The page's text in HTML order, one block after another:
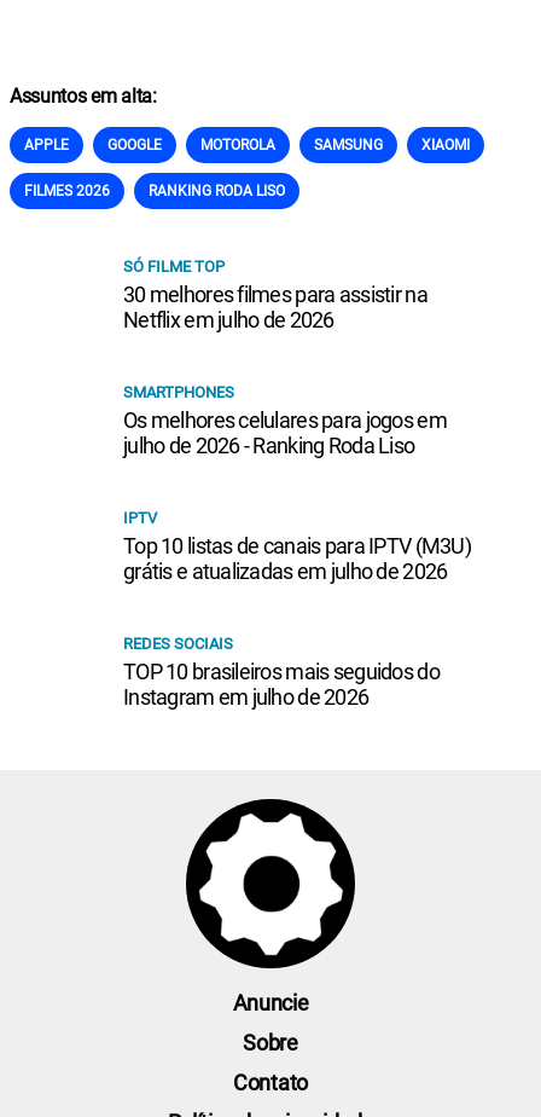
Assuntos em alta:
APPLE GOOGLE MOTOROLA SAMSUNG XIAOMI
FILMES 2026 RANKING RODA LISO
SÓ FILME TOP
30 melhores filmes para assistir na
Netflix em julho de 2026
SMARTPHONES
Os melhores celulares para jogos em
julho de 2026 - Ranking Roda Liso
IPTV
Top 10 listas de canais para IPTV (M3U)
grátis e atualizadas em julho de 2026
REDES SOCIAIS
TOP 10 brasileiros mais seguidos do
Instagram em julho de 2026
Anuncie
Sobre
Contato